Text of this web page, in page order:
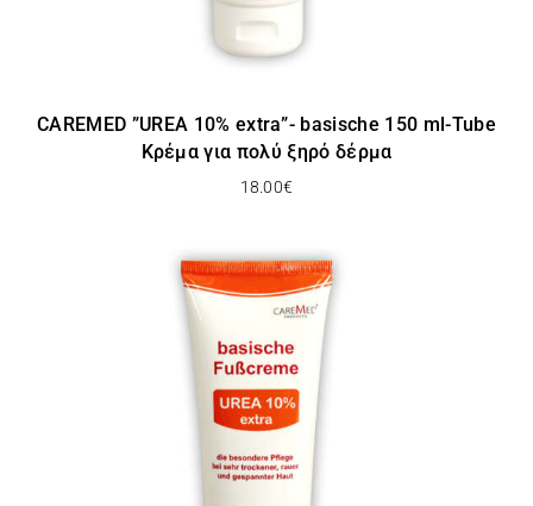
CAREMED ”UREA 10% extra”- basische 150 ml-Tube
Κρέμα για πολύ ξηρό δέρμα
18.00€